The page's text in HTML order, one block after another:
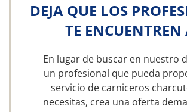
DEJA QUE LOS
TE ENCUENTREN
En lugar de buscar en nuestro
un profesional que pueda
servicio de carniceros
necesitas, crea una oferta